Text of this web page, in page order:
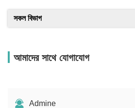
সকল বিভাগ
আমাদের সাথে যোগাযোগ
Admine